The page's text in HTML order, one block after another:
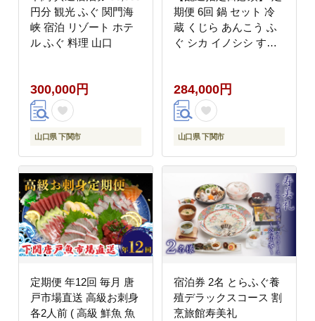
円分 観光 ふぐ 関門海
峡 宿泊 リゾート ホテ
ル ふぐ 料理 山口
300,000円
山口県 下関市
期便 6回 鍋 セット 冷
蔵 くじら あんこう ふ
ぐ シカ イノシシ すっ
6ヶ月 半年 配送指定日
必須 スープ 野菜 付き
284,000円
山口県 下関市
定期便 年12回 毎月 唐
戸市場直送 高級お刺身
各2人前 ( 高級 鮮魚 魚
宿泊券 2名 とらふぐ養
殖デラックスコース 割
烹旅館寿美礼